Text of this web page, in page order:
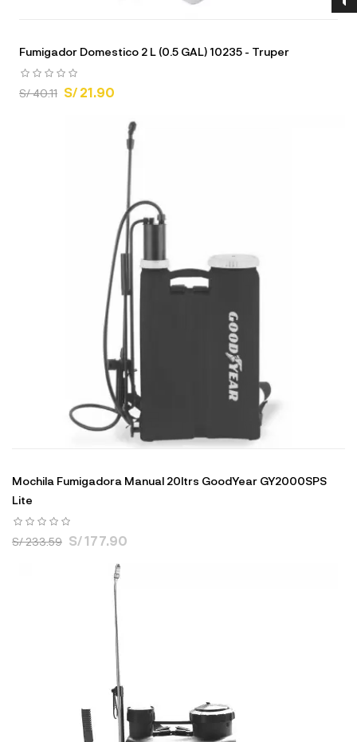
Fumigador Domestico 2 L (0.5 GAL) 10235 - Truper
S/ 40.11 S/ 21.90
Mochila Fumigadora Manual 20ltrs GoodYear GY2000SPS
Lite
S/ 233.59 S/ 177.90